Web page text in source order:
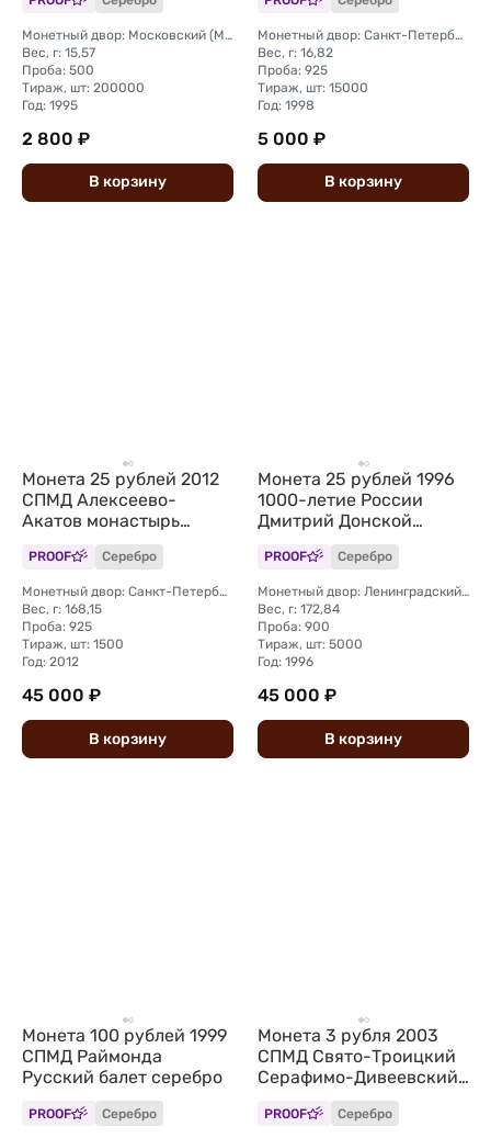
Монетный двор: Московский (ММД)
Вес, г: 15,57
Проба: 500
Тираж, шт: 200000
Год: 1995
2 800 ₽
В корзину
рождения
Монетный двор: Санкт-Петербургский (СПМД)
Вес, г: 16,82
Проба: 925
Тираж, шт: 15000
Год: 1998
5 000 ₽
В корзину
Монета 25 рублей 2012
СПМД Алексеево-
Акатов монастырь
Воронеж
PROOF Серебро
Монетный двор: Санкт-Петербургский (СПМД)
Вес, г: 168,15
Проба: 925
Тираж, шт: 1500
Год: 2012
45 000 ₽
В корзину
Монета 25 рублей 1996
1000-летие России
Дмитрий Донской
Куликовская Битва 1380
PROOF Серебро
Монетный двор: Ленинградский (ЛМД)
Вес, г: 172,84
Проба: 900
Тираж, шт: 5000
Год: 1996
45 000 ₽
В корзину
Монета 100 рублей 1999
СПМД Раймонда
Русский балет серебро
PROOF Серебро
Монета 3 рубля 2003
СПМД Свято-Троицкий
Серафимо-Дивеевский
монастырь
PROOF Серебро